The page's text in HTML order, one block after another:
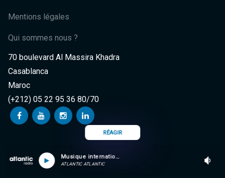
Musique internationale
ATLANTIC ATLANTIC
RÉAGIR
Mentions légales
Qui sommes nous ?
70 boulevard Al Massira Khadra
Casablanca
Maroc
(+212) 05 22 95 36 80/70